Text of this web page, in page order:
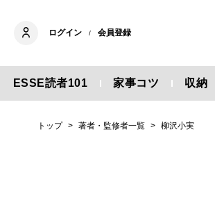
ログイン / 会員登録
ESSE読者101 家事コツ 収納
トップ 著者・監修者一覧 柳沢小実